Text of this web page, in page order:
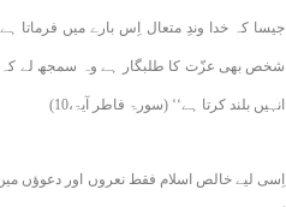
جیسا کہ خدا وندِ متعال اِس بارے میں فرماتا
شخص بھی عزّت کا طلبگار ہے وہ سمجھ لے کہ
انہیں بلند کرتا ہے‘‘ (سورۃ فاطر آیۃ،10)
اِسی لیے خالص اسلام فقط نعروں اور دعوؤں